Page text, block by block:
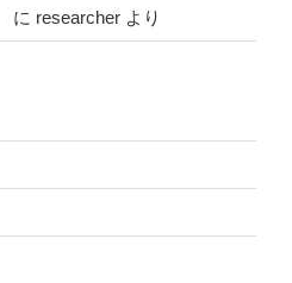
に researcher より